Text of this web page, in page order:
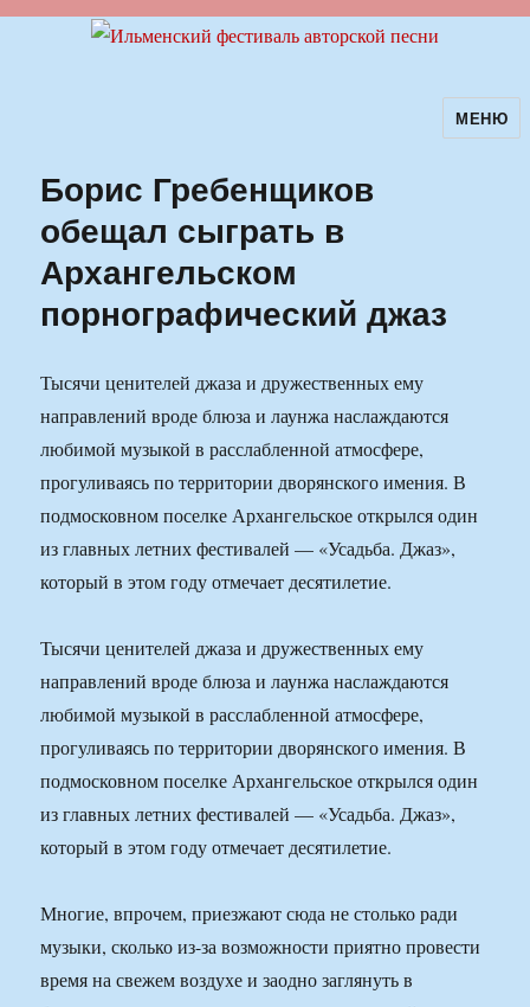
Ильменский фестиваль авторскойМЕНЮ
Борис Гребенщиков
обещал сыграть в
Архангельском
порнографический джаз
Тысячи ценителей джаза и дружественных ему
направлений вроде блюза и лаунжа наслаждаются
любимой музыкой в расслабленной атмосфере,
прогуливаясь по территории дворянского имения. В
подмосковном поселке Архангельское открылся один
из главных летних фестивалей — «Усадьба. Джаз»,
который в этом году отмечает десятилетие.
Тысячи ценителей джаза и дружественных ему
направлений вроде блюза и лаунжа наслаждаются
любимой музыкой в расслабленной атмосфере,
прогуливаясь по территории дворянского имения. В
подмосковном поселке Архангельское открылся один
из главных летних фестивалей — «Усадьба. Джаз»,
который в этом году отмечает десятилетие.
Многие, впрочем, приезжают сюда не столько ради
музыки, сколько из-за возможности приятно провести
время на свежем воздухе и заодно заглянуть в